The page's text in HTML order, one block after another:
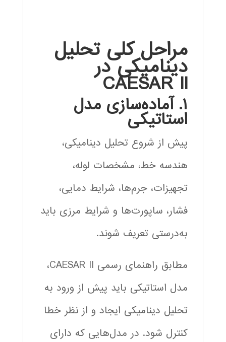
مراحل کلی تحلیل
دینامیکی در
CAESAR II
۱. آماده‌سازی مدل
استاتیکی
پیش از شروع تحلیل دینامیکی،
هندسه خط، مشخصات لوله،
تجهیزات، جرم‌ها، شرایط دمایی،
فشار، ساپورت‌ها و شرایط مرزی باید
به‌درستی تعریف شوند.
مطابق راهنمای رسمی CAESAR II،
مدل استاتیکی باید پیش از ورود به
تحلیل دینامیکی ایجاد و از نظر خطا
کنترل شود. در مدل‌هایی که دارای